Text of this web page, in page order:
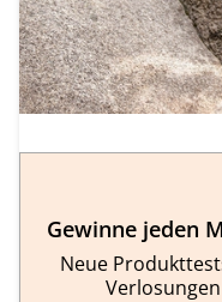
Gewinne jeden
Neue